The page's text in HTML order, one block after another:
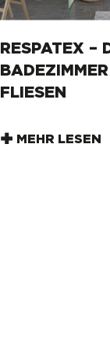
RESPATEX –
FLIESEN
MEHR LESEN